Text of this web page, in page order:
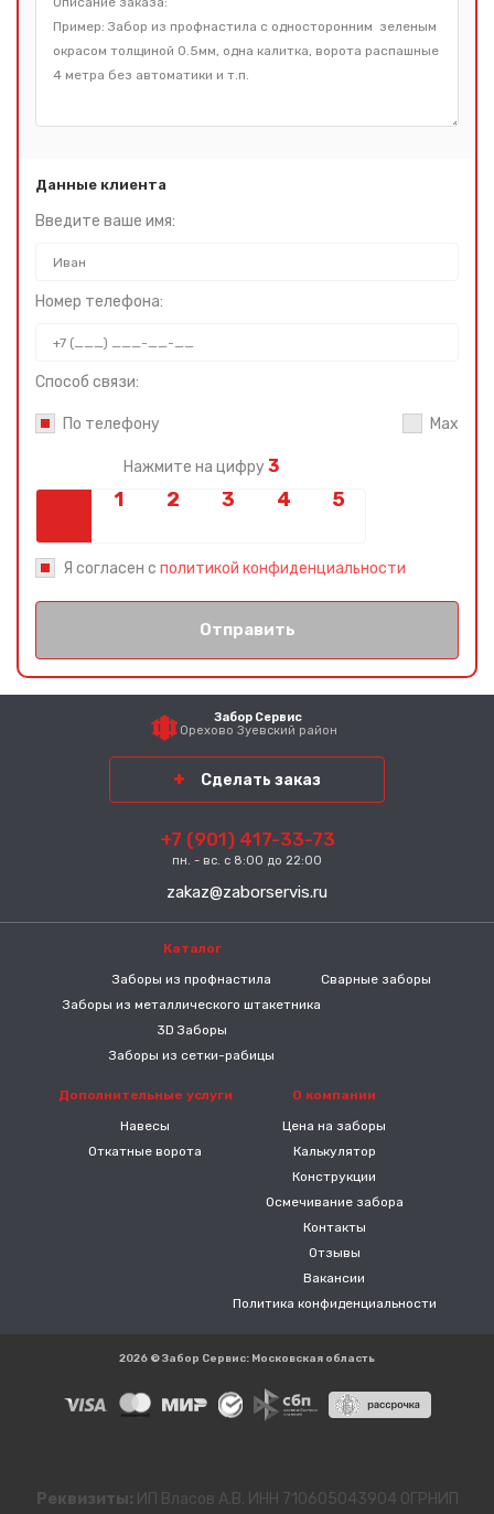
Данные клиента
Введите ваше имя:
Номер телефона:
Способ связи:
По телефону Max
Нажмите на цифру 3
Я согласен с политикой конфиденциальности
Отправить
Забор Сервис
Орехово Зуевский район
Сделать заказ
+7 (901) 417-33-73
пн. - вс. с 8:00 до 22:00
zakaz@zaborservis.ru
Каталог
Заборы из профнастила
Заборы из металлического штакетника
3D Заборы
Заборы из сетки-рабицы
Сварные заборы
Дополнительные услуги
Навесы
Откатные ворота
О компании
Цена на заборы
Калькулятор
Конструкции
Осмечивание забора
Контакты
Отзывы
Вакансии
Политика конфиденциальности
2026 © Забор Сервис: Московская область
Реквизиты: ИП Власов А.В. ИНН 710605043904 ОГРНИП